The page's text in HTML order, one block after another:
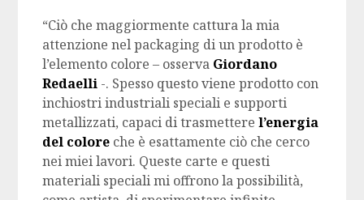
“Ciò che maggiormente cattura la mia
attenzione nel packaging di un prodotto è
l’elemento colore – osserva Giordano
Redaelli -. Spesso questo viene prodotto con
inchiostri industriali speciali e supporti
metallizzati, capaci di trasmetterel’energia
del colore che è esattamente ciò che cerco
nei miei lavori. Queste carte e questi
materiali speciali mi offrono la possibilità,